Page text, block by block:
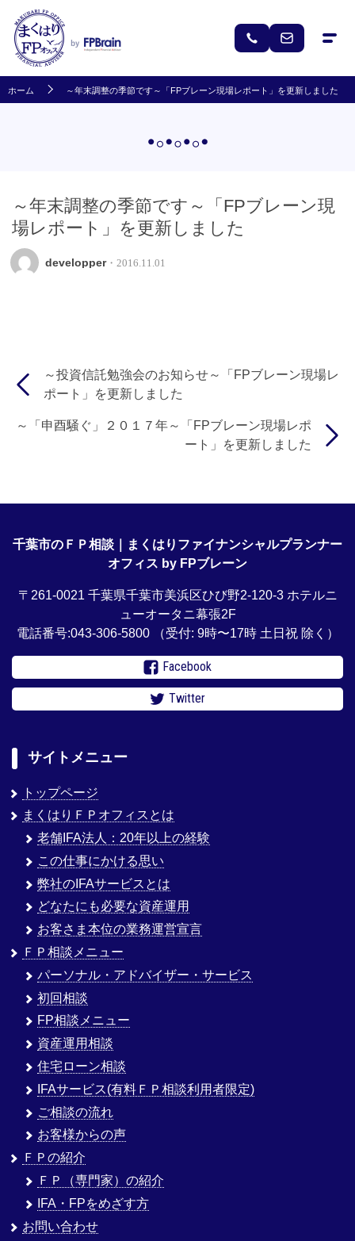
ホーム ～年末調整の季節です～「FPブレーン現場レポート」を更新しました
～年末調整の季節です～「FPブレーン現
場レポート」を更新しました
developper・2016.11.01
～投資信託勉強会のお知らせ～「FPブレーン現場レ
ポート」を更新しました
～「申酉騒ぐ」２０１７年～「FPブレーン現場レポ
ート」を更新しました
千葉市のＦＰ相談｜まくはりファイナンシャルプランナー
オフィス by FPブレーン
〒261-0021 千葉県千葉市美浜区ひび野2-120-3 ホテルニ
ューオータニ幕張2F
電話番号:043-306-5800
（受付: 9時〜17時 土日祝 除く）
Facebook
Twitter
サイトメニュー
トップページ
まくはりＦＰオフィスとは
老舗IFA法人：20年以上の経験
この仕事にかける思い
弊社のIFAサービスとは
どなたにも必要な資産運用
お客さま本位の業務運営宣言
ＦＰ相談メニュー
パーソナル・アドバイザー・サービス
初回相談
FP相談メニュー
資産運用相談
住宅ローン相談
IFAサービス(有料ＦＰ相談利用者限定)
ご相談の流れ
お客様からの声
ＦＰの紹介
ＦＰ（専門家）の紹介
IFA・FPをめざす方
お問い合わせ